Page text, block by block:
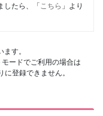
したら、「 こちら 」より
す。
ードでご利用の場合は
登録できません。